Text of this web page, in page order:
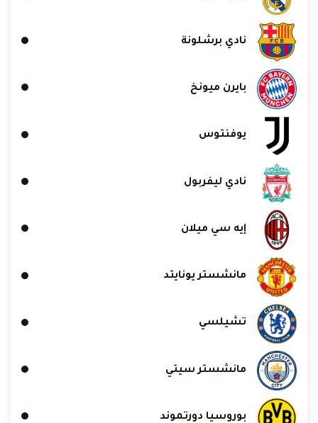
نادي برشلونة
بايرن ميونخ
يوفنتوس
نادي ليفربول
إيه سي ميلان
مانشستر يونايتد
تشيلسي
مانشستر سيتي
بوروسيا دورتموند